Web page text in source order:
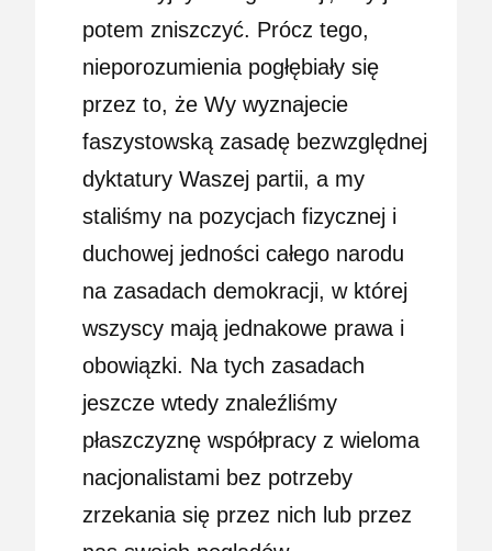
potem zniszczyć. Prócz tego,
nieporozumienia pogłębiały się
przez to, że Wy wyznajecie
faszystowską zasadę bezwzględnej
dyktatury Waszej partii, a my
staliśmy na pozycjach fizycznej i
duchowej jedności całego narodu
na zasadach demokracji, w której
wszyscy mają jednakowe prawa i
obowiązki. Na tych zasadach
jeszcze wtedy znaleźliśmy
płaszczyznę współpracy z wieloma
nacjonalistami bez potrzeby
zrzekania się przez nich lub przez